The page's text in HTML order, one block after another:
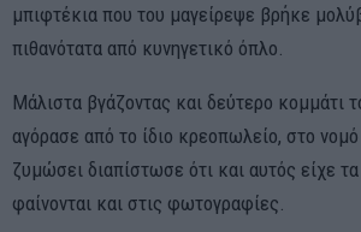
μπιφτέκια που του μαγείρεψε βρήκε
πιθανότατα από κυνηγετικό όπλο.
Μάλιστα βγάζοντας και δεύτερο κομμάτι
αγόρασε από το ίδιο κρεοπωλείο, στο
ζυμώσει διαπίστωσε ότι και αυτός είχε
φαίνονται και στις φωτογραφίες.